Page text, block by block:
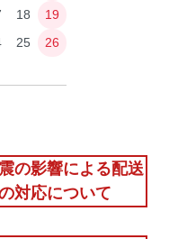
18
19
25
26
の影響による配送
対応について